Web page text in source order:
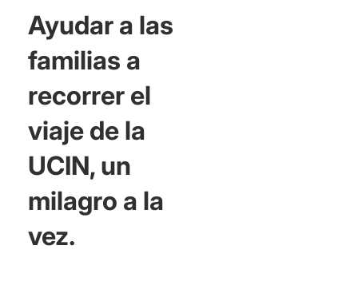
Ayudar a las
familias a
recorrer el
viaje de la
UCIN, un
milagro a la
vez.